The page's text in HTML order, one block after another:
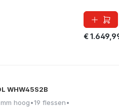
€
WHW45S2B
hoog•19 flessen•